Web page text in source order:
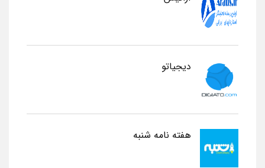
دیجیاتو
هفته نامه شنبه